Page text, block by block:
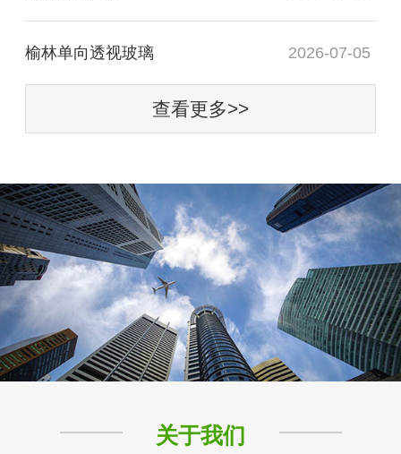
榆林单向透视玻璃 2026-07-05
查看更多>>
关于我们